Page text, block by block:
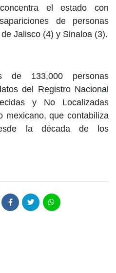
el estado con
de personas
Jalisco (4) y Sinaloa (3).
de 133,000 personas
del Registro Nacional
y No Localizadas
mexicano, que contabiliza
la década de los